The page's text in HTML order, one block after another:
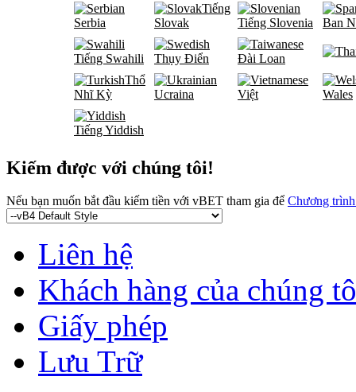
Serbia
Tiếng
Slovak
Tiếng Slovenia Ban
Tiếng Swahili Thụy Điển
Đài Loan
Thổ
Nhĩ Kỳ
Ucraina Việt Wales
Tiếng Yiddish
Kiếm được với chúng tôi!
Nếu bạn muốn bắt đầu kiếm tiền với vBET tham gia để Chương
Liên hệ
Khách hàng của chúng
Giấy phép
Lưu Trữ